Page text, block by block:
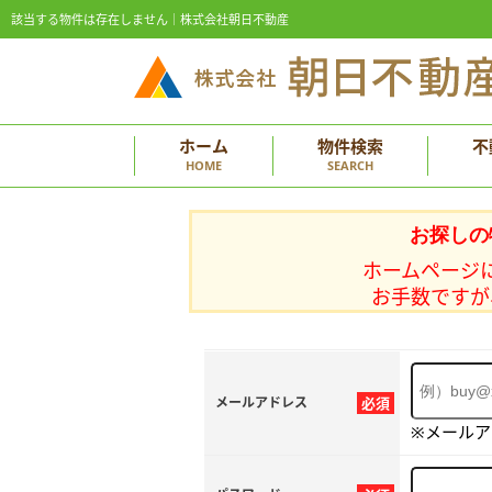
該当する物件は存在しません｜株式会社朝日不動産
ホーム
HOME
物件検索
SEARCH
お探し
ホームページ
お手数です
必須
メールアドレス
※メールア